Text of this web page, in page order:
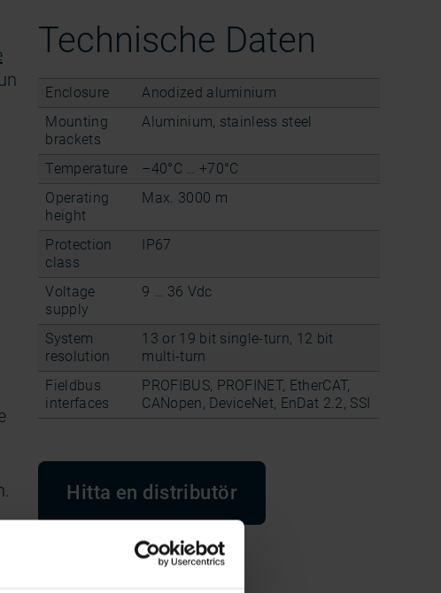
Technische Daten
Enclosure
Anodized aluminium
Mounting
brackets
Aluminium, stainless steel
Temperature
–40°C … +70°C
Operating
height
Max. 3000 m
Protection
class
IP67
Voltage
supply
9 … 36 Vdc
System
resolution
13 or 19 bit single-turn, 12 bit
multi-turn
Fieldbus
interfaces
PROFIBUS, PROFINET, EtherCAT,
CANopen, DeviceNet, EnDat 2.2, SSI
Hitta en distributör